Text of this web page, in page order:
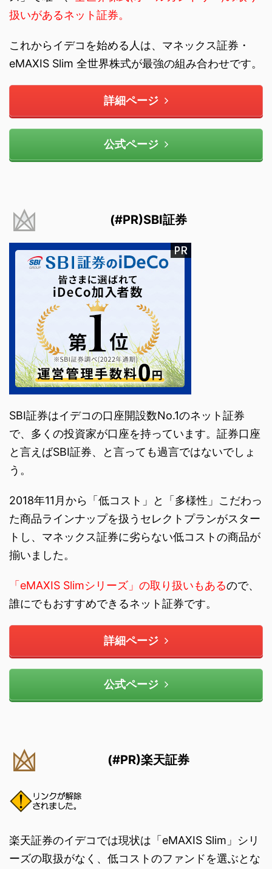
扱いがあるネット証券。
これからイデコを始める人は、マネックス証券・
eMAXIS Slim 全世界株式が最強の組み合わせです。
詳細ページ
公式ページ
(#PR)SBI証券
SBI証券はイデコの口座開設数No.1のネット証券
で、多くの投資家が口座を持っています。証券口座
と言えばSBI証券、と言っても過言ではないでしょ
う。
2018年11月から「低コスト」と「多様性」こだわっ
た商品ラインナップを扱うセレクトプランがスター
トし、マネックス証券に劣らない低コストの商品が
揃いました。
「eMAXIS Slimシリーズ」の取り扱いもあるので、
誰にでもおすすめできるネット証券です。
詳細ページ
公式ページ
(#PR)楽天証券
楽天証券のイデコでは現状は「eMAXIS Slim」シリ
ーズの取扱がなく、低コストのファンドを選ぶとな